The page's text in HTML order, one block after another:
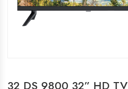
32 DS 9800 32” HD TV